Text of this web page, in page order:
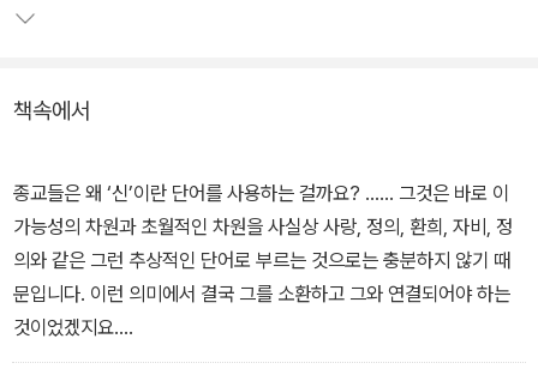
사유의 깊이도 놓치지 않고 있다는 것이다. 모든 강좌의 기록들을 낭
더했다.
또한 2002년부터 2009년 사이에 이뤄진 네 번의 강의를 검토함으
로써 우리는 낭시 사상의 최신의 흐름을 엿볼 수 있다. 뿐만 아니라,
낭시 사상을 이해하기 위한 입문서라는 것도 이 책이 주는 커다란 매
력이다.
책속에서
종교들은 왜 ‘신’이란 단어를 사용하는 걸까요? …… 그것은 바로 이
가능성의 차원과 초월적인 차원을 사실상 사랑, 정의, 환희, 자비, 정
의와 같은 그런 추상적인 단어로 부르는 것으로는 충분하지 않기 때
문입니다. 이런 의미에서 결국 그를 소환하고 그와 연결되어야 하는
것이었겠지요.
― 「신에 대하여」